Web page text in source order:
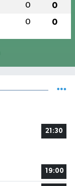
0 0
0 0
21:30
19:00